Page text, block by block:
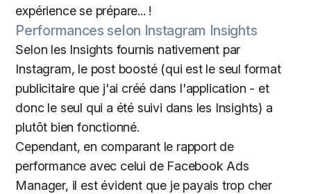
expérience se prépare... !
Performances selon Instagram Insights
Selon les Insights fournis nativement par
Instagram, le post boosté (qui est le seul format
publicitaire que j'ai créé dans l'application - et
donc le seul qui a été suivi dans les Insights) a
plutôt bien fonctionné.
Cependant, en comparant le rapport de
performance avec celui de Facebook Ads
Manager, il est évident que je payais trop cher